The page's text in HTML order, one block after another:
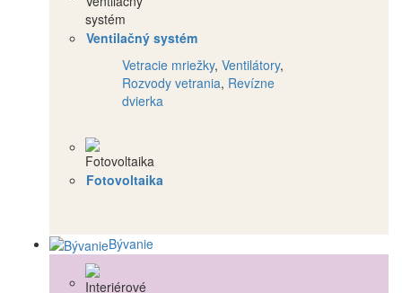
Ventilačný systém
Vetracie mriežky, Ventilátory,
Rozvody vetrania, Revízne
dvierka
Fotovoltaika
Bývanie